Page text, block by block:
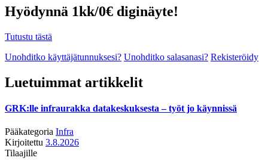
Hyödynnä 1kk/0€ diginäyte!
Tutustu tästä
Unohditko käyttäjätunnuksesi? Unohditko salasanasi? Rekisteröidy
Luetuimmat artikkelit
GRK:lle infraurakka datakeskuksesta – työt jo käynnissä
Pääkategoria Infra
Kirjoitettu 3.8.2026
Tilaajille